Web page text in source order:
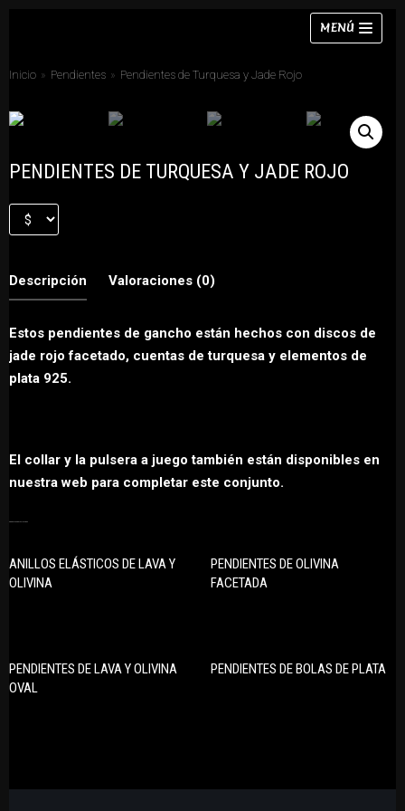
contenido
MENÚ
Collares
Chokers
Conjuntos
Inicio » Pendientes » Pendientes de Turquesa y Jade Rojo
PENDIENTES DE TURQUESA Y JADE ROJO
Descripción Valoraciones (0)
Estos pendientes de gancho están hechos con discos de
jade rojo facetado, cuentas de turquesa y elementos de
plata 925.
El collar y la pulsera a juego también están disponibles en
nuestra web para completar este conjunto.
ANILLOS ELÁSTICOS DE LAVA Y
OLIVINA
PENDIENTES DE OLIVINA
FACETADA
PENDIENTES DE LAVA Y OLIVINA
OVAL
PENDIENTES DE BOLAS DE PLATA